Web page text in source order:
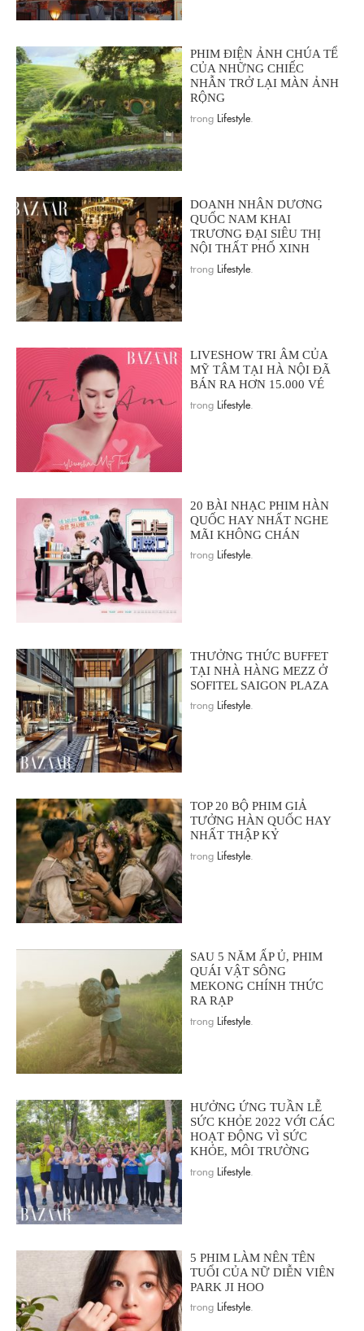
PHIM ĐIỆN ẢNH CHÚA TỂ
CỦA NHỮNG CHIẾC
NHẪN TRỞ LẠI MÀN ẢNH
RỘNG
trong Lifestyle
DOANH NHÂN DƯƠNG
QUỐC NAM KHAI
TRƯƠNG ĐẠI SIÊU THỊ
NỘI THẤT PHỐ XINH
trong Lifestyle
LIVESHOW TRI ÂM CỦA
MỸ TÂM TẠI HÀ NỘI ĐÃ
BÁN RA HƠN 15.000 VÉ
trong Lifestyle
20 BÀI NHẠC PHIM HÀN
QUỐC HAY NHẤT NGHE
MÃI KHÔNG CHÁN
trong Lifestyle
THƯỞNG THỨC BUFFET
TẠI NHÀ HÀNG MEZZ Ở
SOFITEL SAIGON PLAZA
trong Lifestyle
TOP 20 BỘ PHIM GIẢ
TƯỞNG HÀN QUỐC HAY
NHẤT THẬP KỶ
trong Lifestyle
SAU 5 NĂM ẤP Ủ, PHIM
QUÁI VẬT SÔNG
MEKONG CHÍNH THỨC
RA RẠP
trong Lifestyle
HƯỞNG ỨNG TUẦN LỄ
SỨC KHỎE 2022 VỚI CÁC
HOẠT ĐỘNG VÌ SỨC
KHỎE, MÔI TRƯỜNG
trong Lifestyle
5 PHIM LÀM NÊN TÊN
TUỔI CỦA NỮ DIỄN VIÊN
PARK JI HOO
trong Lifestyle